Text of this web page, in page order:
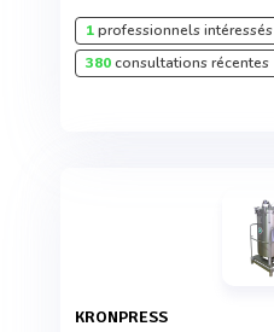
1professionnels intéressés
380consultations récentes
KRONPRESS